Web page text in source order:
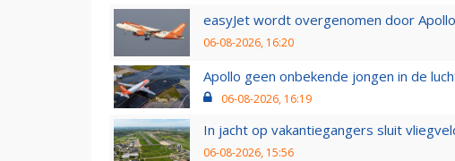
easyJet wordt overgenomen door
06-08-2026, 16:20
Apollo geen onbekende jongen in de
06-08-2026, 16:19
In jacht op vakantiegangers sluit
06-08-2026, 15:56